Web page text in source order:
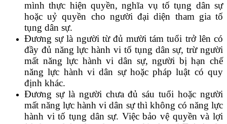
mình thực hiện quyền, nghĩa vụ tố tụng dân sự
hoặc uỷ quyền cho người đại diện tham gia tố
tụng dân sự.
Đương sự là người từ đủ mười tám tuổi trở lên có
đầy đủ năng lực hành vi tố tụng dân sự, trừ người
mất năng lực hành vi dân sự, người bị hạn chế
năng lực hành vi dân sự hoặc pháp luật có quy
định khác.
Đương sự là người chưa đủ sáu tuổi hoặc người
mất năng lực hành vi dân sự thì không có năng lực
hành vi tố tụng dân sự. Việc bảo vệ quyền và lợi